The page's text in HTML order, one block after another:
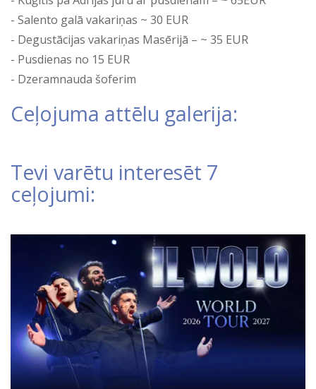
Salento galā vakariņas ~ 30 EUR
Degustācijas vakariņas Masērijā – ~ 35 EUR
Pusdienas no 15 EUR
Dzeramnauda šoferim
Ceļojuma attēlu galerija:
Tevi varētu interesēt 7
ceļojumi: